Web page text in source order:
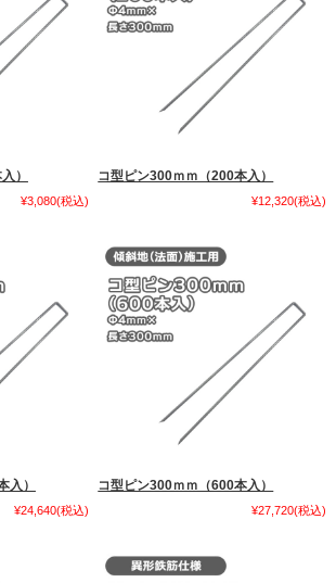
）
¥3,080(税込)
コ型ピン300ｍｍ（200本入）
¥12,320(税込)
入）
¥24,640(税込)
コ型ピン300ｍｍ（600本入）
¥27,720(税込)